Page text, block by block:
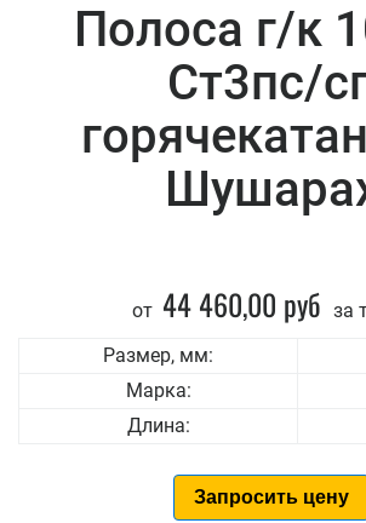
Полоса г/к
Ст3пс/
от 44 460,00 руб за
Размер, мм:
Марка:
Длина:
Запросить цену